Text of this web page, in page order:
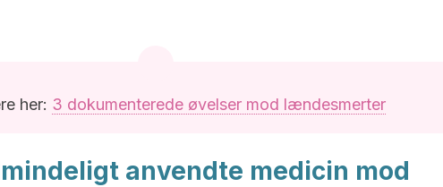
her: 3 dokumenterede øvelser mod lændesmerter
anvendte medicin mod